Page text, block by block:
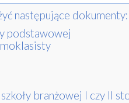
następujące dokumenty:
podstawowej
branżowej I czy II